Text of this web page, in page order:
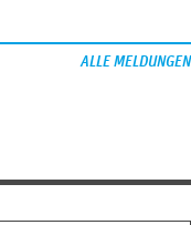
ALLE MELDUNGEN